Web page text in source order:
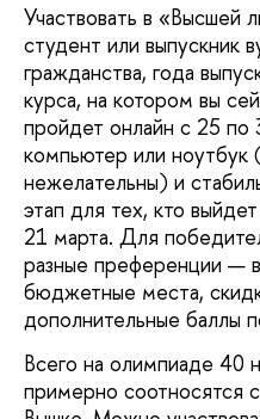
Участвовать в «Высшей
студент или выпускник
гражданства, года
курса, на котором вы
пройдет онлайн с 25 по
компьютер или ноутбук
нежелательны) и
этап для тех, кто
21 марта. Для
разные преференции —
бюджетные места,
дополнительные баллы
Всего на олимпиаде 40
примерно соотносятся